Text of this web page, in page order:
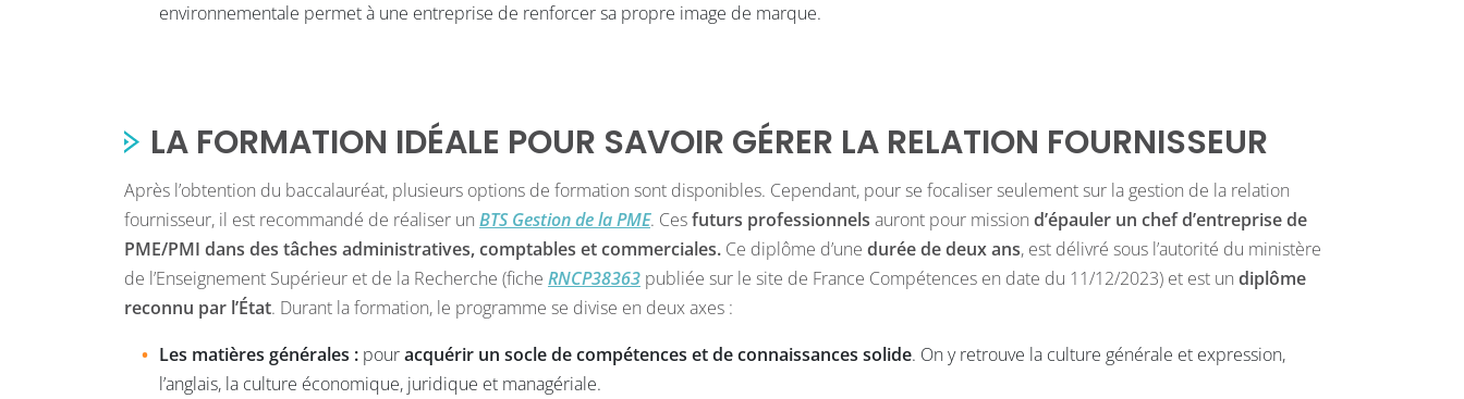
environnementale permet à une entreprise de renforcer sa propre image de marque.
LA FORMATION IDÉALE POUR SAVOIR GÉRER LA RELATION FOURNISSEUR
Après l’obtention du baccalauréat, plusieurs options de formation sont disponibles. Cependant, pour se focaliser seulement sur la gestion de la relation
fournisseur, il est recommandé de réaliser un BTS Gestion de la PME. Cesfuturs professionnels auront pour mission d’épauler un chef d’entreprise de
PME/PMI dans des tâches administratives, comptables et commerciales. Ce diplôme d’une durée de deux ans, est délivré sous l’autorité du ministère
de l’Enseignement Supérieur et de la Recherche (fiche RNCP38363 publiée sur le site de France Compétences en date du 11/12/2023) et est un diplôme
reconnu par l’État. Durant la formation, le programme se divise en deux axes :
Les matières générales : pouracquérir un socle de compétences et de connaissances solide. On y retrouve la culture générale et expression,
l’anglais, la culture économique, juridique et managériale.